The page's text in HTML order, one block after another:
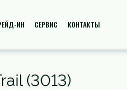
ИН СЕРВИС КОНТАКТЫ
(3013)